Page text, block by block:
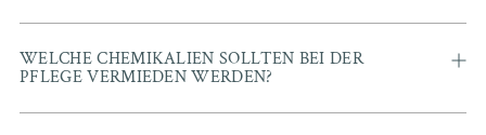
WELCHE CHEMIKALIEN SOLLTEN BEI DER
PFLEGE VERMIEDEN WERDEN?